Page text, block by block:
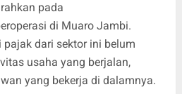
pada
di Muaro Jambi.
pajak dari sektor ini belum
usaha yang berjalan,
yang bekerja di dalamnya.